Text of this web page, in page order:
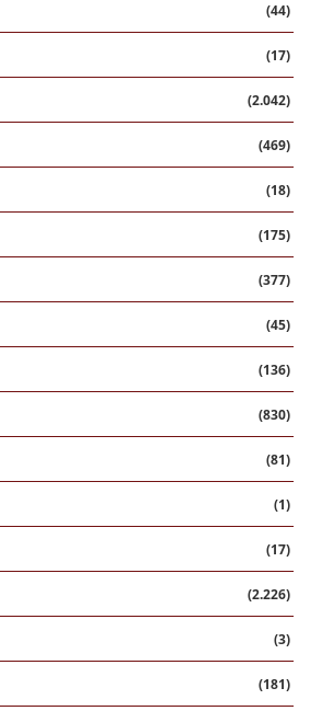
(44)
(17)
(2.042)
(469)
(18)
(175)
(377)
(45)
(136)
(830)
(81)
(1)
(17)
(2.226)
(3)
(181)